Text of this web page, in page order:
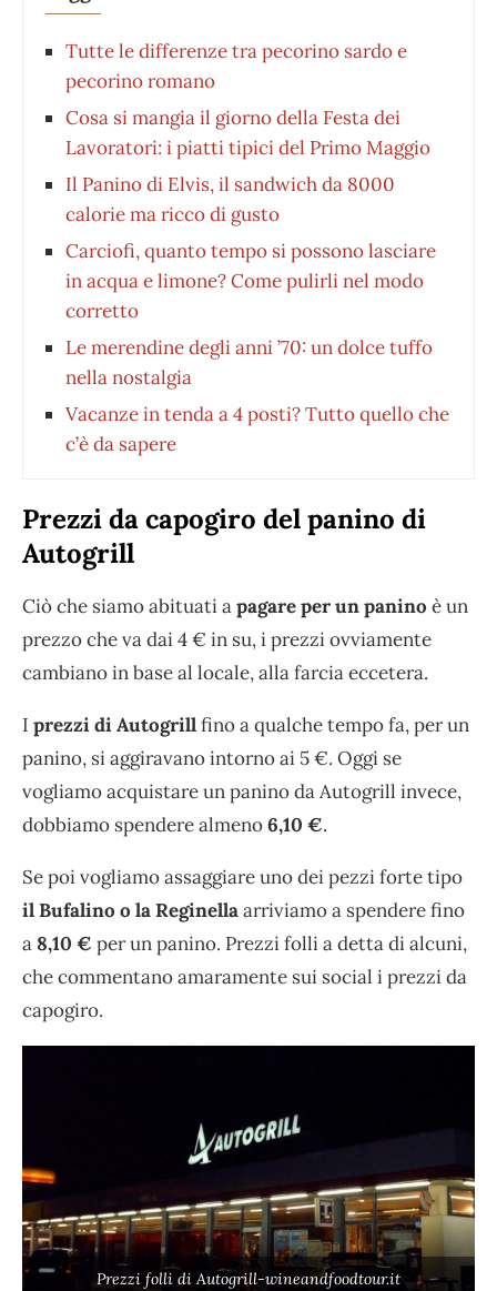
Tutte le differenze tra pecorino sardo e
pecorino romano
Cosa si mangia il giorno della Festa dei
Lavoratori: i piatti tipici del Primo Maggio
Il Panino di Elvis, il sandwich da 8000
calorie ma ricco di gusto
Carciofi, quanto tempo si possono lasciare
in acqua e limone? Come pulirli nel modo
corretto
Le merendine degli anni ’70: un dolce tuffo
nella nostalgia
Vacanze in tenda a 4 posti? Tutto quello che
c’è da sapere
Prezzi da capogiro del panino di
Autogrill
Ciò che siamo abituati apagare per un panino è un
prezzo che va dai 4 € in su, i prezzi ovviamente
cambiano in base al locale, alla farcia eccetera.
I prezzi di Autogrillfino a qualche tempo fa, per un
panino, si aggiravano intorno ai 5 €. Oggi se
vogliamo acquistare un panino da Autogrill invece,
dobbiamo spendere almeno6,10 €.
Se poi vogliamo assaggiare uno dei pezzi forte tipo
il Bufalino o la Reginellaarriviamo a spendere fino
a 8,10 € per un panino. Prezzi folli a detta di alcuni,
che commentano amaramente sui social i prezzi da
capogiro.
Prezzi folli di Autogrill-wineandfoodtour.it